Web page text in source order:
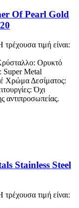
Of Pearl Gold
τρέχουσα τιμή είναι:
Ορυκτό
Metal
Χρώμα Δεσίματος:
Όχι
αντιπροσωπείας.
Stainless Steel
τρέχουσα τιμή είναι: